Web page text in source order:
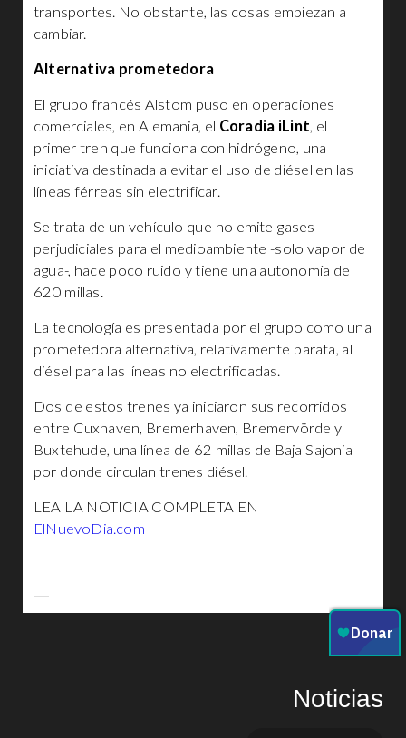
transportes. No obstante, las cosas empiezan a
cambiar.
Alternativa prometedora
El grupo francés Alstom puso en operaciones
comerciales, en Alemania, el Coradia iLint, el
primer tren que funciona con hidrógeno, una
iniciativa destinada a evitar el uso de diésel en las
líneas férreas sin electrificar.
Se trata de un vehículo que no emite gases
perjudiciales para el medioambiente -solo vapor de
agua-, hace poco ruido y tiene una autonomía de
620 millas.
La tecnología es presentada por el grupo como una
prometedora alternativa, relativamente barata, al
diésel para las líneas no electrificadas.
Dos de estos trenes ya iniciaron sus recorridos
entre Cuxhaven, Bremerhaven, Bremervörde y
Buxtehude, una línea de 62 millas de Baja Sajonia
por donde circulan trenes diésel.
LEA LA NOTICIA COMPLETA EN
ElNuevoDia.com
Noticias